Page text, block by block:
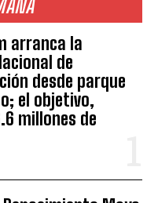
arranca la
de
desde parque
el objetivo,
millones de